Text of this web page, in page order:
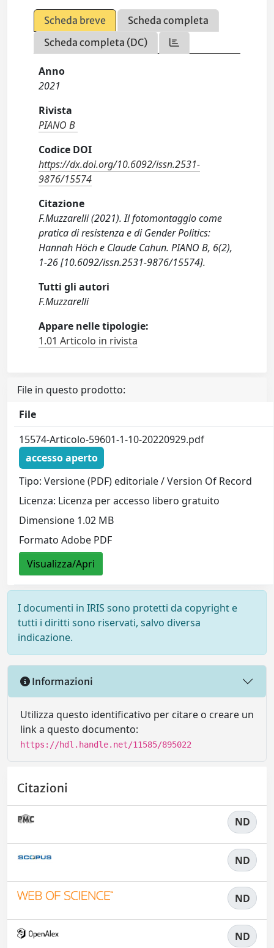
Scheda breve
Scheda completa
Scheda completa (DC)
Anno
2021
Rivista
PIANO B
Codice DOI
https://dx.doi.org/10.6092/issn.2531-
9876/15574
Citazione
F.Muzzarelli (2021). Il fotomontaggio come
pratica di resistenza e di Gender Politics:
Hannah Höch e Claude Cahun. PIANO B, 6(2),
1-26 [10.6092/issn.2531-9876/15574].
Tutti gli autori
F.Muzzarelli
Appare nelle tipologie:
1.01 Articolo in rivista
File in questo prodotto:
File
15574-Articolo-59601-1-10-20220929.pdf
accesso aperto
Tipo: Versione (PDF) editoriale / Version Of Record
Licenza: Licenza per accesso libero gratuito
Dimensione 1.02 MB
Formato Adobe PDF
Visualizza/Apri
I documenti in IRIS sono protetti da copyright e
tutti i diritti sono riservati, salvo diversa
indicazione.
Informazioni
Utilizza questo identificativo per citare o creare un
link a questo documento:
https://hdl.handle.net/11585/895022
Citazioni
ND
ND
ND
ND